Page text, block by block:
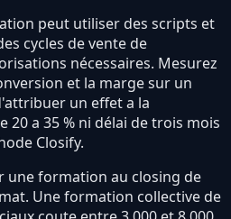
peut utiliser des scripts et
cycles de vente de
nécessaires. Mesurez
et la marge sur un
un effet a la
20 a 35 % ni délai de trois mois
Closify.
une formation au closing de
Une formation collective de